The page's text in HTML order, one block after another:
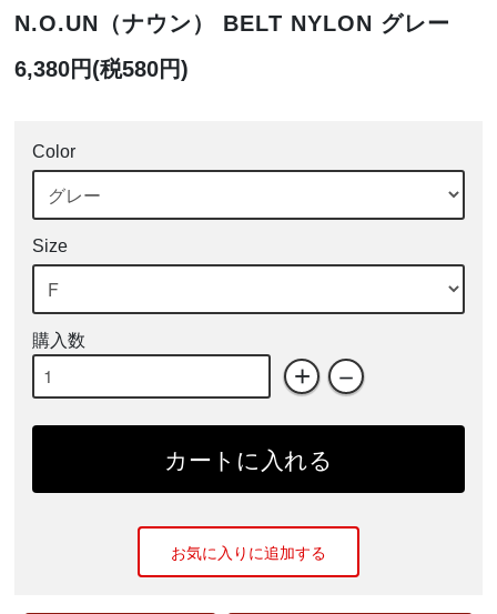
N.O.UN（ナウン） BELT NYLON グレー
6,380円(税580円)
Color
Size
購入数
+ －
カートに入れる
お気に入りに追加する